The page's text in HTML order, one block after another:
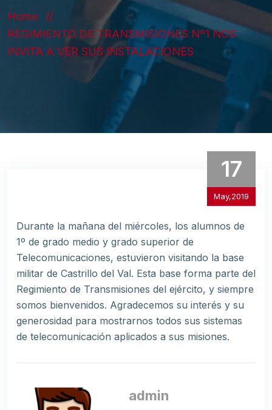
Home
REGIMIENTO DE TRANSMISIONES Nº1 NOS
INVITA A VER SUS INSTALACIONES
17
May,2019
Durante la mañana del miércoles, los alumnos de
1º de grado medio y grado superior de
Telecomunicaciones, estuvieron visitando la base
militar de Castrillo del Val. Esta base forma parte del
Regimiento de Transmisiones del ejército, y siempre
somos bienvenidos. Agradecemos su interés y su
generosidad para mostrarnos todos sus sistemas
de telecomunicación aplicados a sus misiones.
admin